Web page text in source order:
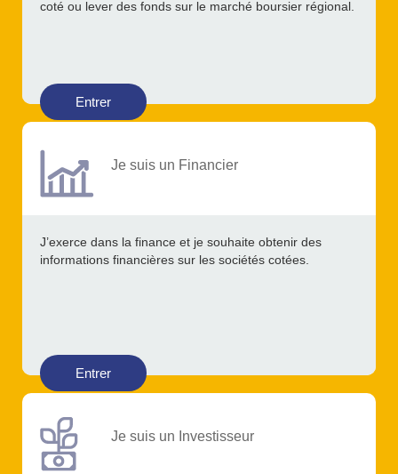
coté ou lever des fonds sur le marché boursier régional.
Entrer
Je suis un Financier
J’exerce dans la finance et je souhaite obtenir des
informations financières sur les sociétés cotées.
Entrer
Je suis un Investisseur